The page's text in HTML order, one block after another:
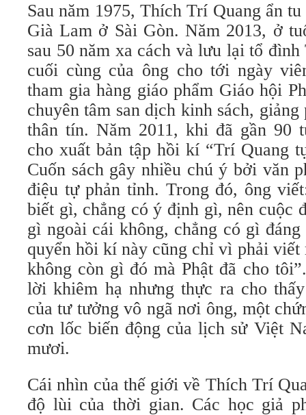
Sau năm 1975, Thích Trí Quang ẩn
Già Lam ở Sài Gòn. Năm 2013, ở
sau 50 năm xa cách và lưu lại tổ
cuối cùng của ông cho tới ngày
tham gia hàng giáo phẩm Giáo hội
chuyên tâm san dịch kinh sách,
thân tín. Năm 2011, khi đã gần 90
cho xuất bản tập hồi kí “Trí Quang
Cuốn sách gây nhiều chú ý bởi văn
điệu tự phản tỉnh. Trong đó, ông
biết gì, chẳng có ý định gì, nên cuộc
gì ngoài cái không, chẳng có gì
quyển hồi kí này cũng chỉ vì phải
không còn gì đó mà Phật đã cho
lời khiêm hạ nhưng thực ra cho
của tư tưởng vô ngã nơi ông, một
cơn lốc biến động của lịch sử Việt
mươi.
Cái nhìn của thế giới về Thích Trí
độ lùi của thời gian. Các học giả